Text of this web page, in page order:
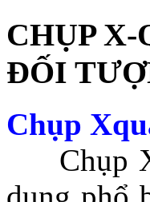
CHỤP
ĐỐI
Chụp
Chụp X